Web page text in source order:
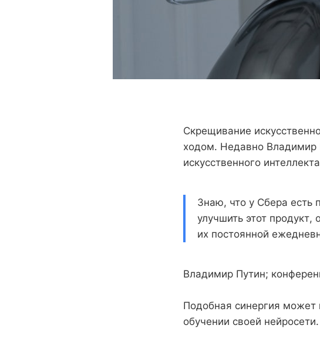
Скрещивание
ходом. Недавно Владимир
искусственного
Знаю, что у Сбера есть
улучшить этот продукт,
их постоянной
Владимир Путин;
Подобная синергия может
обучении своей нейросети.